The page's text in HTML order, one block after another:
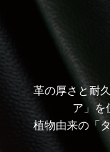
革の厚さと耐
ア」を
植物由来の「